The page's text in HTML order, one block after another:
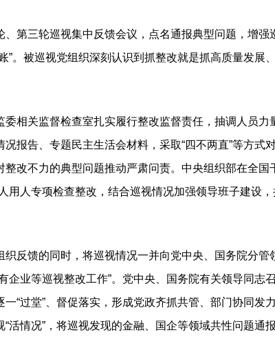
三轮巡视集中反馈会议，点名通报典型问题，增强
”。被巡视党组织深刻认识到抓整改就是抓高质量发展
关监督检查室扎实履行整改监督责任，抽调人员力
报告、专题民主生活会材料，采取“四不两直”等方式
改不力的典型问题推动严肃问责。中央组织部在全国
用人专项检查整改，结合巡视情况加强领导班子建设
馈的同时，将巡视情况一并向党中央、国务院分管
企业等巡视整改工作”。党中央、国务院有关领导同志
“过堂”、督促落实，形成党政齐抓共管、部门协同发
活情况”，将巡视发现的金融、国企等领域共性问题通